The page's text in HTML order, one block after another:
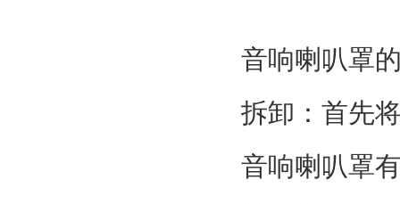
音响喇叭罩
拆卸：首先
音响喇叭罩